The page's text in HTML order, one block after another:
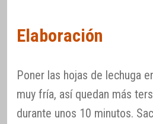
Elaboración
Poner las hojas de lechuga
muy fría, así quedan más
durante unos 10 minutos.